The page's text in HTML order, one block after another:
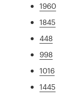
1960
1845
448
998
1016
1445